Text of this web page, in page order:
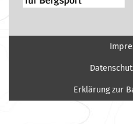
Erklärung zur